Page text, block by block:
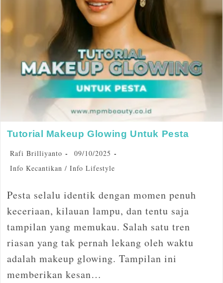
Tutorial Makeup Glowing Untuk Pesta
Rafi Brilliyanto
09/10/2025
Info Kecantikan / Info Lifestyle
Pesta selalu identik dengan momen penuh
keceriaan, kilauan lampu, dan tentu saja
tampilan yang memukau. Salah satu tren
riasan yang tak pernah lekang oleh waktu
adalah makeup glowing. Tampilan ini
memberikan kesan…